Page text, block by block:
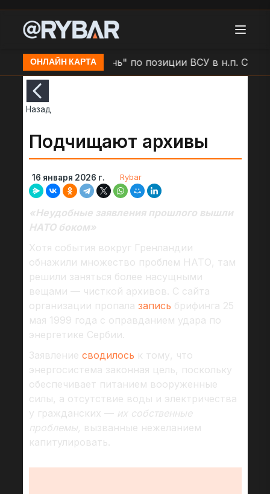
ОНЛАЙН КАРТА
Удар БЛА "Герань" по позиции ВСУ в н.п. Сумы
Назад
Подчищают архивы
16 января 2026 г. Rybar
«Неудобные заявления прошлого вышли
НАТО боком»
Хотя события вокруг Гренландии
обнажили множество проблем НАТО, там
решили заняться более насущными
вещами — чисткой архивов. С сайта
организации пропала запись брифинга 25
мая 1999 года с оправданием удара по
энергетике Сербии.
Заявление сводилось к тому, что
энергосистема законная цель, поскольку
обеспечивает питанием вооруженные
силы, а отсутствие воды и электричества
у гражданских — их собственные
проблемы, вызванные нежеланием
капитулировать.